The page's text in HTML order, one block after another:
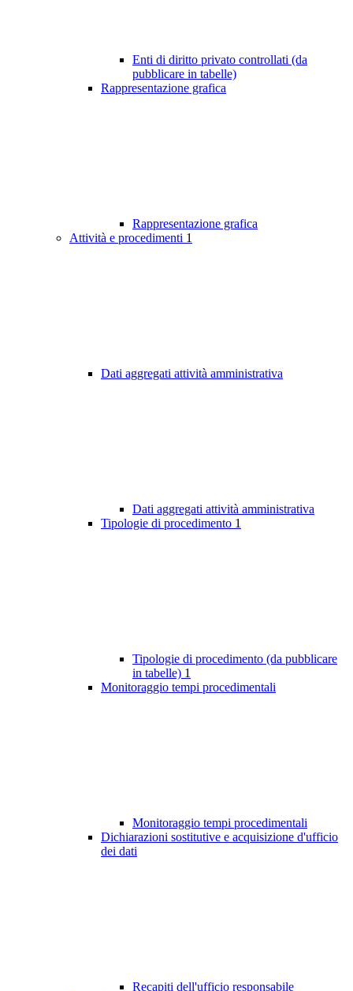
Enti di diritto privato controllati (da
pubblicare in tabelle)
Rappresentazione grafica
Rappresentazione grafica
Attività e procedimenti 1
Dati aggregati attività amministrativa
Dati aggregati attività amministrativa
Tipologie di procedimento 1
Tipologie di procedimento (da pubblicare
in tabelle) 1
Monitoraggio tempi procedimentali
Monitoraggio tempi procedimentali
Dichiarazioni sostitutive e acquisizione d'ufficio
dei dati
Recapiti dell'ufficio responsabile